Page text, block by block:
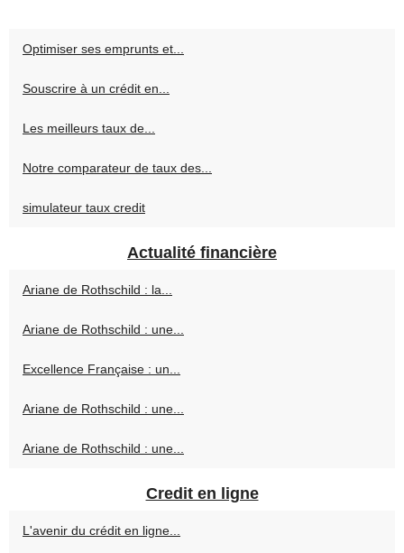
Optimiser ses emprunts et...
Souscrire à un crédit en...
Les meilleurs taux de...
Notre comparateur de taux des...
simulateur taux credit
Actualité financière
Ariane de Rothschild : la...
Ariane de Rothschild : une...
Excellence Française : un...
Ariane de Rothschild : une...
Ariane de Rothschild : une...
Credit en ligne
L'avenir du crédit en ligne...